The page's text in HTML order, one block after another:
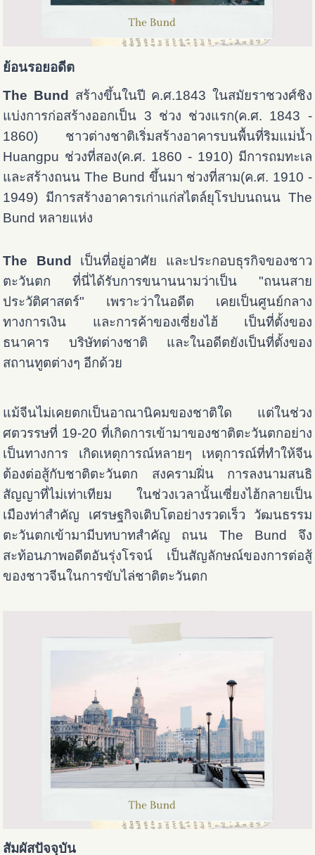
ย้อนรอยอดีต
The Bund สร้างขึ้นในปี ค.ศ.1843 ในสมัยราชวงศ์ชิง
แบ่งการก่อสร้างออกเป็น 3 ช่วง ช่วงแรก(ค.ศ. 1843 -
1860) ชาวต่างชาติเริ่มสร้างอาคารบนพื้นที่ริมแม่น้ำ
Huangpu ช่วงที่สอง(ค.ศ. 1860 - 1910) มีการถมทะเล
และสร้างถนน The Bund ขึ้นมา ช่วงที่สาม(ค.ศ. 1910 -
1949) มีการสร้างอาคารเก่าแก่สไตล์ยุโรปบนถนน The
Bund หลายแห่ง
The Bund เป็นที่อยู่อาศัย และประกอบธุรกิจของชาว
ตะวันตก ที่นี่ได้รับการขนานนามว่าเป็น "ถนนสาย
ประวัติศาสตร์" เพราะว่าในอดีต เคยเป็นศูนย์กลาง
ทางการเงิน และการค้าของเซี่ยงไฮ้ เป็นที่ตั้งของ
ธนาคาร บริษัทต่างชาติ และในอดีตยังเป็นที่ตั้งของ
สถานทูตต่างๆ อีกด้วย
แม้จีนไม่เคยตกเป็นอาณานิคมของชาติใด แต่ในช่วง
ศตวรรษที่ 19-20 ที่เกิดการเข้ามาของชาติตะวันตกอย่าง
เป็นทางการ เกิดเหตุการณ์หลายๆ เหตุการณ์ที่ทำให้จีน
ต้องต่อสู้กับชาติตะวันตก สงครามฝิ่น การลงนามสนธิ
สัญญาที่ไม่เท่าเทียม ในช่วงเวลานั้นเซี่ยงไฮ้กลายเป็น
เมืองท่าสำคัญ เศรษฐกิจเติบโตอย่างรวดเร็ว วัฒนธรรม
ตะวันตกเข้ามามีบทบาทสำคัญ ถนน The Bund จึง
สะท้อนภาพอดีตอันรุ่งโรจน์ เป็นสัญลักษณ์ของการต่อสู้
ของชาวจีนในการขับไล่ชาติตะวันตก
สัมผัสปัจจุบัน